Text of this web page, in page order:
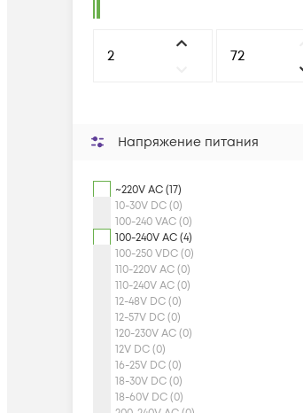
Напряжение питания
~220V AC (17)
10-30V DC (0)
100-240 VAC (0)
100-240V AC (4)
100-250 VDC (0)
110-220V AC (0)
110-240V AC (0)
12-48V DC (0)
12-57V DC (0)
120-230V AC (0)
12V DC (0)
16-25V DC (0)
18-30V DC (0)
18-60V DC (0)